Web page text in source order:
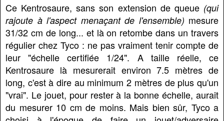
Ce Kentrosaure, sans son extension de queue (qui
rajoute à l'aspect menaçant de l'ensemble) mesure
31/32 cm de long... et là on retombe dans un travers
régulier chez Tyco : ne pas vraiment tenir compte de
leur "échelle certifiée 1/24". A taille réelle, ce
Kentrosaure là mesurerait environ 7.5 mètres de
long, c'est à dire au minimum 2 mètres de plus qu'un
"vrai". Le jouet, pour rester à la bonne échelle, aurait
du mesurer 10 cm de moins. Mais bien sûr, Tyco a